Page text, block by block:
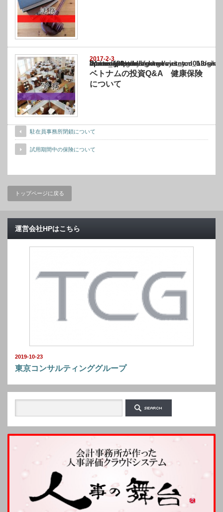
2017-2-3
Warning
: Undefined array key "show_category" in
/home/netst/kuno-cpa.co.jp/public_html/vietnam_blog/wp-content/themes/
on line183
ベトナムの投資Q&A 健康保険
について
駐在員事務所閉鎖について
試用期間中の保険について
トップページに戻る
運営会社HPはこちら
2019-10-23
東京コンサルティンググループ